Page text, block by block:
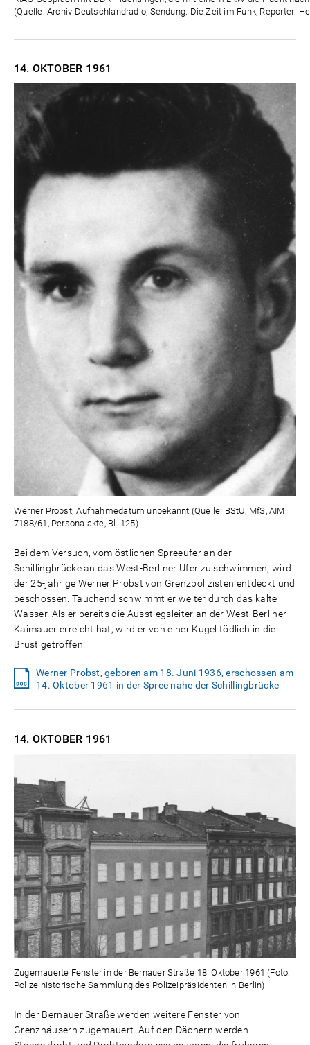
(Quelle: Archiv Deutschlandradio, Sendung: Die Zeit im Funk, Reporter:
14. OKTOBER 1961
Werner Probst; Aufnahmedatum unbekannt (Quelle: BStU, MfS, AIM
7188/61, Personalakte, Bl. 125)
Bei dem Versuch, vom östlichen Spreeufer an der
Schillingbrücke an das West-Berliner Ufer zu schwimmen, wird
der 25-jährige Werner Probst von Grenzpolizisten entdeckt und
beschossen. Tauchend schwimmt er weiter durch das kalte
Wasser. Als er bereits die Ausstiegsleiter an der West-Berliner
Kaimauer erreicht hat, wird er von einer Kugel tödlich in die
Brust getroffen.
Werner Probst, geboren am 18. Juni 1936, erschossen am
14. Oktober 1961 in der Spree nahe der Schillingbrücke
14. OKTOBER 1961
Zugemauerte Fenster in der Bernauer Straße 18. Oktober 1961 (Foto:
Polizeihistorische Sammlung des Polizeipräsidenten in Berlin)
In der Bernauer Straße werden weitere Fenster von
Grenzhäusern zugemauert. Auf den Dächern werden